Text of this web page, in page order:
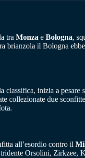
tra Monza e Bologna,
brianzola il Bologna
classifica, inizia a
collezionate due
all’esordio contro il
Orsolini, Zirkzee,